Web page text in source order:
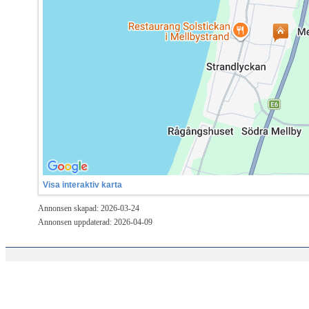
Visa interaktiv karta
Annonsen skapad: 2026-03-24
Annonsen uppdaterad: 2026-04-09